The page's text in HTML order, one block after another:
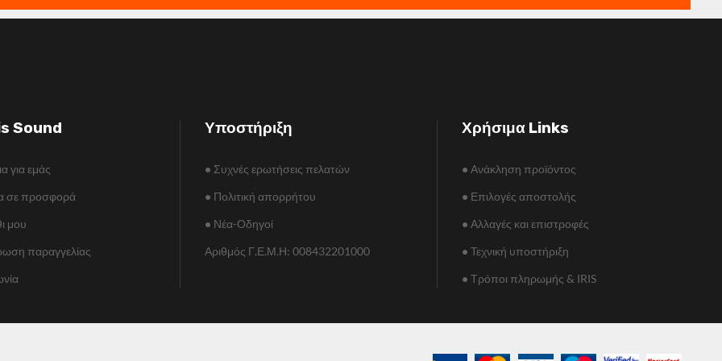
Sound
για εμάς
σε προσφορά
μου
παραγγελίας
Υποστήριξη
• Συχνές ερωτήσεις πελατών
• Πολιτική απορρήτου
• Νέα-Οδηγοί
Αριθμός Γ.Ε.Μ.Η: 008432201000
Χρήσιμα Links
• Ανάκληση προϊόντος
• Επιλογές αποστολής
• Αλλαγές και επιστροφές
• Τεχνική υποστήριξη
• Τρόποι πληρωμής & IRIS